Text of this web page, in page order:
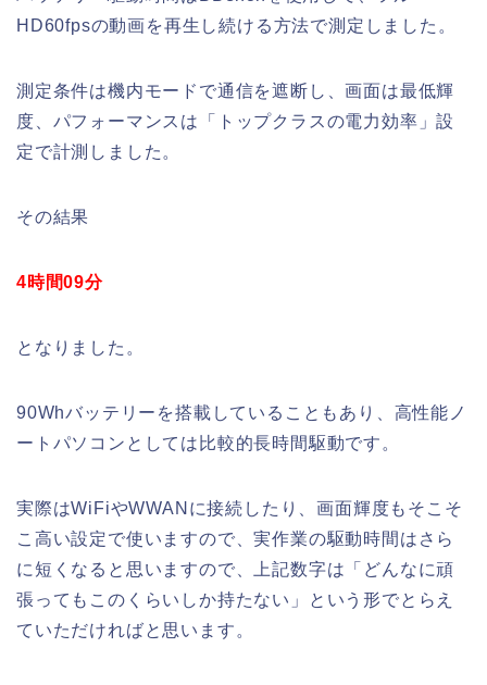
HD60fpsの動画を再生し続ける方法で測定しました。
測定条件は機内モードで通信を遮断し、画面は最低輝
度、パフォーマンスは「トップクラスの電力効率」設
定で計測しました。
その結果
4時間09分
となりました。
90Whバッテリーを搭載していることもあり、高性能ノ
ートパソコンとしては比較的長時間駆動です。
実際はWiFiやWWANに接続したり、画面輝度もそこそ
こ高い設定で使いますので、実作業の駆動時間はさら
に短くなると思いますので、上記数字は「どんなに頑
張ってもこのくらいしか持たない」という形でとらえ
ていただければと思います。